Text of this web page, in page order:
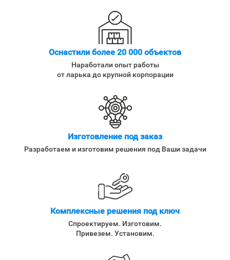
Оснастили более 20 000 объектов
Наработали опыт работы
от ларька до крупной корпорации
Изготовление под заказ
Разработаем и изготовим решения под Ваши задачи
Комплексные решения под ключ
Спроектируем. Изготовим.
Привезем. Установим.